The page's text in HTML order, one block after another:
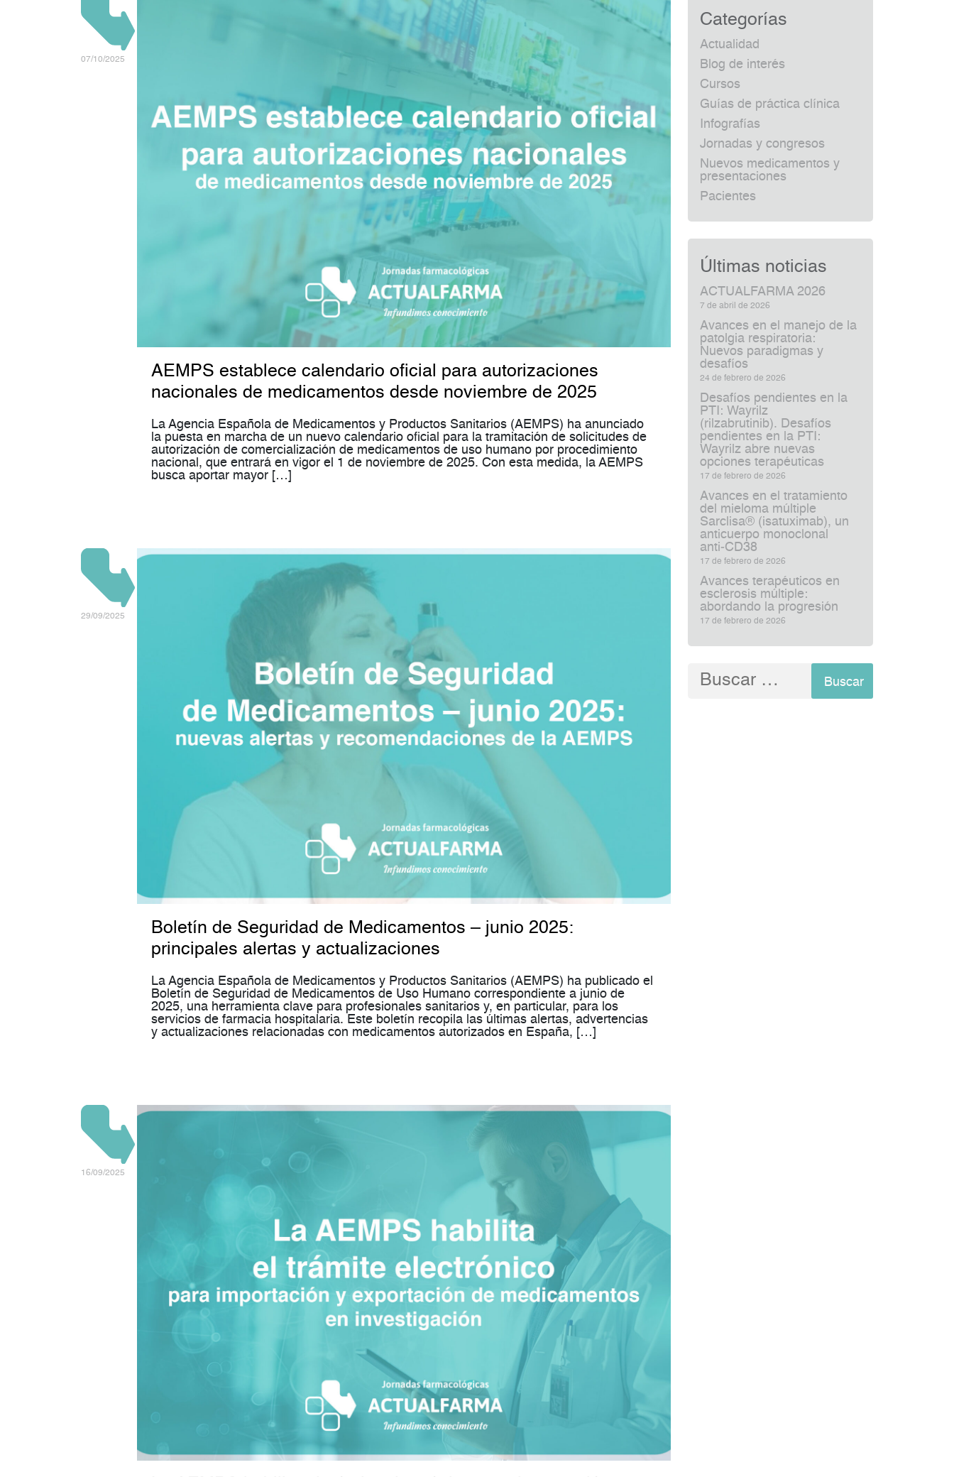
07/10/2025
AEMPS establece calendario oficial para autorizaciones
nacionales de medicamentos desde noviembre de 2025
La Agencia Española de Medicamentos y Productos Sanitarios (AEMPS) ha anunciado
la puesta en marcha de un nuevo calendario oficial para la tramitación de solicitudes de
autorización de comercialización de medicamentos de uso humano por procedimiento
nacional, que entrará en vigor el 1 de noviembre de 2025. Con esta medida, la AEMPS
busca aportar mayor […]
29/09/2025
Boletín de Seguridad de Medicamentos – junio 2025:
principales alertas y actualizaciones
La Agencia Española de Medicamentos y Productos Sanitarios (AEMPS) ha publicado el
Boletín de Seguridad de Medicamentos de Uso Humano correspondiente a junio de
2025, una herramienta clave para profesionales sanitarios y, en particular, para los
servicios de farmacia hospitalaria. Este boletín recopila las últimas alertas, advertencias
y actualizaciones relacionadas con medicamentos autorizados en España, […]
16/09/2025
Categorías
Actualidad
Blog de interés
Cursos
Guías de práctica clínica
Infografías
Jornadas y congresos
Nuevos medicamentos y
presentaciones
Pacientes
Últimas noticias
ACTUALFARMA 2026
7 de abril de 2026
Avances en el manejo de la
patolgia respiratoria:
Nuevos paradigmas y
desafíos
24 de febrero de 2026
Desafíos pendientes en la
PTI: Wayrilz
(rilzabrutinib). Desafíos
pendientes en la PTI:
Wayrilz abre nuevas
opciones terapéuticas
17 de febrero de 2026
Avances en el tratamiento
del mieloma múltiple
Sarclisa® (isatuximab), un
anticuerpo monoclonal
anti‑CD38
17 de febrero de 2026
Avances terapéuticos en
esclerosis múltiple:
abordando la progresión
17 de febrero de 2026
Buscar: